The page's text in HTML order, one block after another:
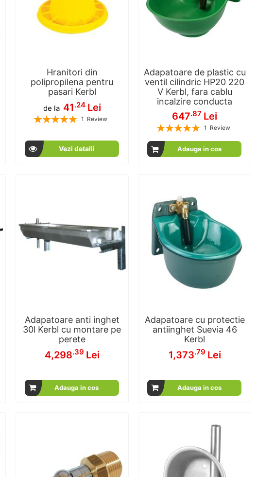
Hranitori din
polipropilena pentru
pasari Kerbl
de la 41.24 Lei
Rating:
1 Review
Vezi detalii
Adapatoare de plastic cu
ventil cilindric HP20 220
V Kerbl, fara cablu
incalzire conducta
647.87 Lei
Rating:
1 Review
Adauga in cos
Adapatoare anti inghet
30l Kerbl cu montare pe
perete
4,298.39 Lei
Adauga in cos
Adapatoare cu protectie
antiinghet Suevia 46
Kerbl
1,373.79 Lei
Adauga in cos